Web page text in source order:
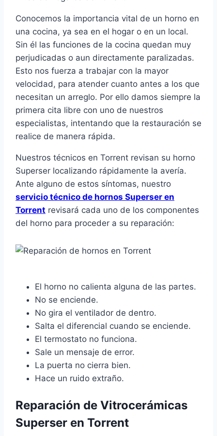
Conocemos la importancia vital de un horno en
una cocina, ya sea en el hogar o en un local.
Sin él las funciones de la cocina quedan muy
perjudicadas o aun directamente paralizadas.
Esto nos fuerza a trabajar con la mayor
velocidad, para atender cuanto antes a los que
necesitan un arreglo. Por ello damos siempre la
primera cita libre con uno de nuestros
especialistas, intentando que la restauración se
realice de manera rápida.
Nuestros técnicos en Torrent revisan su horno
Superser localizando rápidamente la avería.
Ante alguno de estos síntomas, nuestro
servicio técnico de hornos Superser en
Torrent revisará cada uno de los componentes
del horno para proceder a su reparación:
El horno no calienta alguna de las partes.
No se enciende.
No gira el ventilador de dentro.
Salta el diferencial cuando se enciende.
El termostato no funciona.
Sale un mensaje de error.
La puerta no cierra bien.
Hace un ruido extraño.
Reparación de Vitrocerámicas
Superser en Torrent